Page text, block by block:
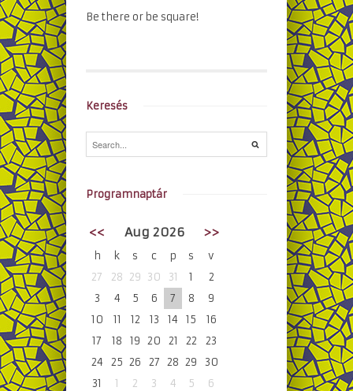
Be there or be square!
Keresés
Programnaptár
<< Aug 2026 >>
h k s c p s
v
27
28 29 30 31 1
2
3
4 5 6 7 8
9
10
11 12 13 14 15
16
17
18 19 20 21 22
23
24
25 26 27 28 29
30
31
1 2 3 4 5 6